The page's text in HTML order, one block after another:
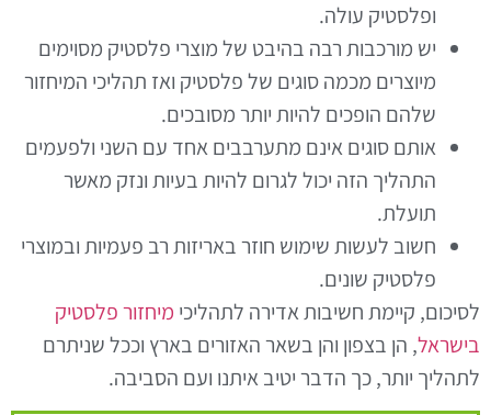
ופלסטיק עולה.
יש מורכבות רבה בהיבט של מוצרי פלסטיק מסוימים
מיוצרים מכמה סוגים של פלסטיק ואז תהליכי המיחזור
שלהם הופכים להיות יותר מסובכים.
אותם סוגים אינם מתערבבים אחד עם השני ולפעמים
התהליך הזה יכול לגרום להיות בעיות ונזק מאשר
תועלת.
חשוב לעשות שימוש חוזר באריזות רב פעמיות ובמוצרי
פלסטיק שונים.
לסיכום, קיימת חשיבות אדירה לתהליכי מיחזור פלסטיק
בישראל, הן בצפון והן בשאר האזורים בארץ וככל שניתרם
לתהליך יותר, כך הדבר יטיב איתנו ועם הסביבה.